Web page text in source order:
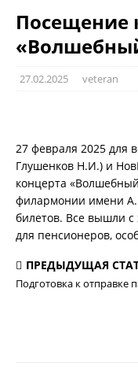
Посещение
27.02.2025 veteran
27 февраля 2025 для
Глушенков Н.И.) и
концерта
филармонии имени А.
билетов. Все вышли
для пенсионеров,
ПРЕДЫДУЩАЯ
Подготовка к отправке